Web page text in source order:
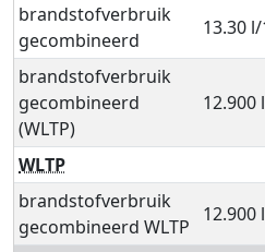
brandstofverbruik
gecombineerd
13.30
brandstofverbruik
gecombineerd
(WLTP)
12.900
WLTP
brandstofverbruik
gecombineerd WLTP
12.900